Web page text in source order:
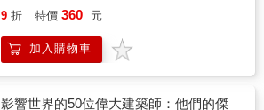
建築傳統，它是一個真真正正、徹徹底底的決
比意的野心，便在於對照著機器文明的需求與
成就，創造並建造新城市……」──庫哈斯│建
築師1978「若說立體派與純粹主義藉由形式再
現與比喻聯想的處理，象徵性地為繪畫注入一
的競圖，以及毫不喘息地持續在日本本土與世
界各地均有新作發表（劇場建築的鶴岡文化會
館〔2017〕、地景建築的大阪藝術大學藝術科
學系新館〔2018〕等），無時無刻地催促著謝
涵的「包括建築的本質／純粹度／品味／人文
岳、龔書章、褚瑞基、謝宗哲等老師們，他們
看著我一路學習成長，也常有交流的機會；邀
請他們一起來側寫，希望留給後繼者持續研究
探討有機建築。獻上深深感恩！
合作，將環境與社會永續的評估標準深入納入
境責任設計的承諾。台灣設計持續在國際設計
界發光發熱，展現出強勁的創意實力。今年共
有375件台灣作品獲獎，其中一件榮獲iF金質
獎。台灣設計師以精緻的工藝、深刻的文化敘
技術指導手冊，更是一場對建築作為文化、記
憶與未來想像載體的深刻思辨。本書透過「敘
事建築」的概念，將設計視為故事敘述的延
考路徑。本書除了探討建築的功能與美學，也
9 折 特價 360 元
加入購物車
影響世界的50位偉大建築師：他們的傑